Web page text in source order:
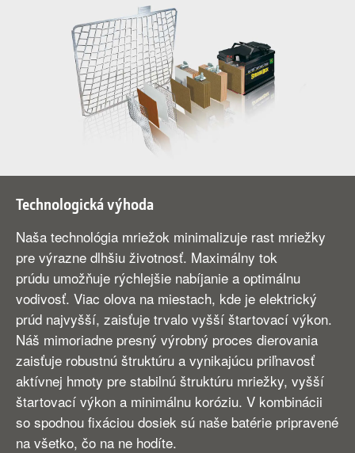
Technologická výhoda
Naša technológia mriežok minimalizuje rast mriežky
pre výrazne dlhšiu životnosť. Maximálny tok
prúdu umožňuje rýchlejšie nabíjanie a optimálnu
vodivosť. Viac olova na miestach, kde je elektrický
prúd najvyšší, zaisťuje trvalo vyšší štartovací výkon.
Náš mimoriadne presný výrobný proces dierovania
zaisťuje robustnú štruktúru a vynikajúcu priľnavosť
aktívnej hmoty pre stabilnú štruktúru mriežky, vyšší
štartovací výkon a minimálnu koróziu. V kombinácii
so spodnou fixáciou dosiek sú naše batérie pripravené
na všetko, čo na ne hodíte.